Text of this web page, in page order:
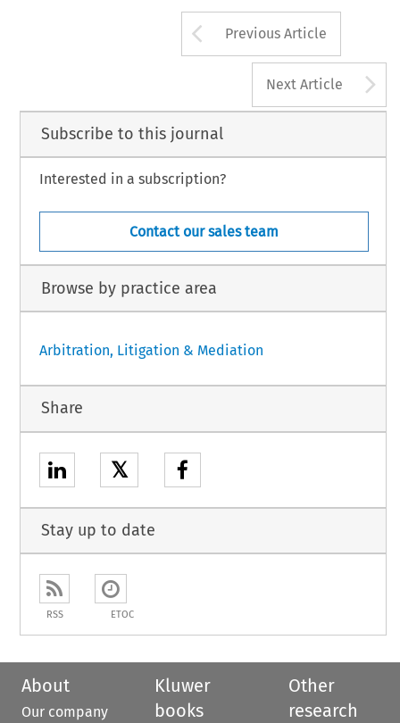
Arrow button
Previous Article
Next Article
Subscribe to this journal
Interested in a subscription?
Contact our sales team
Browse by practice area
Arbitration, Litigation & Mediation
Share
𝕏
Stay up to date
RSS ETOC
About
Our company
Kluwer
books
Other
research